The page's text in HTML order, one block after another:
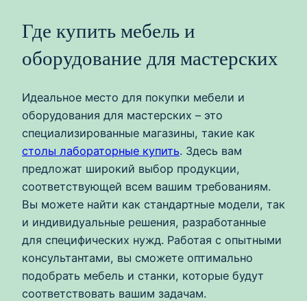
Где купить мебель и
оборудование для мастерских
Идеальное место для покупки мебели и
оборудования для мастерских – это
специализированные магазины, такие как
столы лабораторные купить. Здесь вам
предложат широкий выбор продукции,
соответствующей всем вашим требованиям.
Вы можете найти как стандартные модели, так
и индивидуальные решения, разработанные
для специфических нужд. Работая с опытными
консультантами, вы сможете оптимально
подобрать мебель и станки, которые будут
соответствовать вашим задачам.